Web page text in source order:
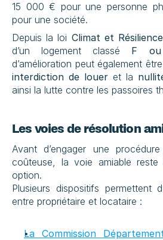
15 000 € pour une personne
pour une société.
Depuis la loi Climat et Résilience
d’un logement classé F
interdiction de louer et la
ainsi la lutte contre les passoires
Les voies de résolution
Avant d’engager une
coûteuse, la voie amiable reste
option.
Plusieurs dispositifs permettent
entre propriétaire et locataire :
La Commission